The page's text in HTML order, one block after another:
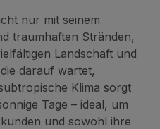
nur mit seinem
traumhaften Stränden,
Landschaft und
darauf wartet,
Klima sorgt
Tage – ideal, um
und sowohl ihre